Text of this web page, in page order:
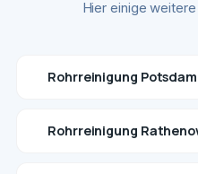
Hier einige
Rohrreinigung Potsdam
Rohrreinigung